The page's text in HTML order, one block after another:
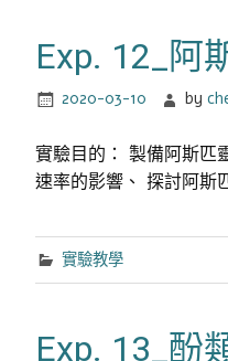
Exp. 12_阿
2020-03-10 by
實驗目的： 製備阿斯匹
速率的影響、 探討阿斯
實驗教學
Exp. 13_酚